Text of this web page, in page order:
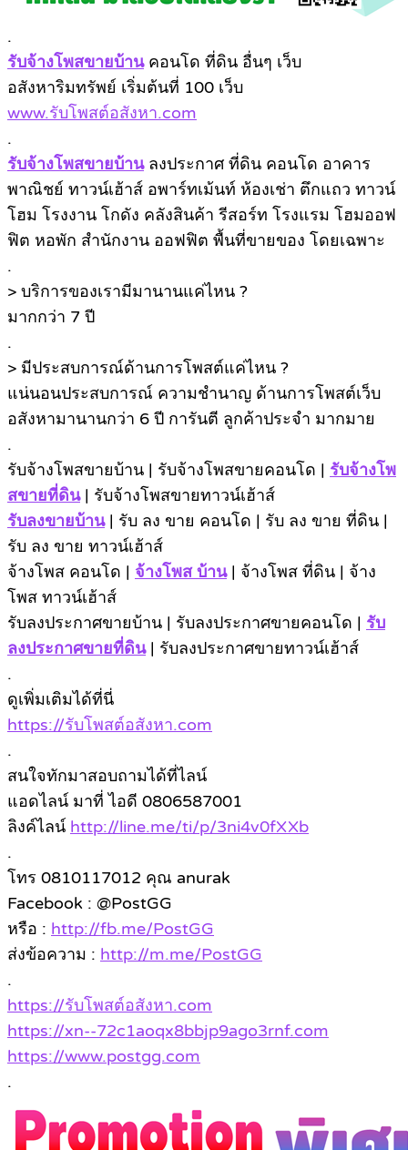
.
รับจ้างโพสขายบ้านคอนโด ที่ดิน อื่นๆ เว็บ
อสังหาริมทรัพย์ เริ่มต้นที่ 100 เว็บ
www.รับโพสต์อสังหา.com
.
รับจ้างโพสขายบ้านลงประกาศ ที่ดิน คอนโด อาคาร
พาณิชย์ ทาวน์เฮ้าส์ อพาร์ทเม้นท์ ห้องเช่า ตึกแถว ทาวน์
โฮม โรงงาน โกดัง คลังสินค้า รีสอร์ท โรงแรม โฮมออฟ
ฟิต หอพัก สำนักงาน ออฟฟิต พื้นที่ขายของ โดยเฉพาะ
.
> บริการของเรามีมานานแค่ไหน ?
มากกว่า 7 ปี
.
> มีประสบการณ์ด้านการโพสต์แค่ไหน ?
แน่นอนประสบการณ์ ความชํานาญ ด้านการโพสต์เว็บ
อสังหามานานกว่า 6 ปี การันตี ลูกค้าประจำ มากมาย
.
รับจ้างโพสขายบ้าน | รับจ้างโพสขายคอนโด | รับจ้างโพ
สขายที่ดิน| รับจ้างโพสขายทาวน์เฮ้าส์
รับลงขายบ้าน| รับ ลง ขาย คอนโด | รับ ลง ขาย ที่ดิน |
รับ ลง ขาย ทาวน์เฮ้าส์
จ้างโพส คอนโด | จ้างโพส บ้าน| จ้างโพส ที่ดิน | จ้าง
โพส ทาวน์เฮ้าส์
รับลงประกาศขายบ้าน | รับลงประกาศขายคอนโด | รับ
ลงประกาศขายที่ดิน| รับลงประกาศขายทาวน์เฮ้าส์
.
ดูเพิ่มเติมได้ที่นี่
https://รับโพสต์อสังหา.com
.
สนใจทักมาสอบถามได้ที่ไลน์
แอดไลน์ มาที่ ไอดี 0806587001
ลิงค์ไลน์ http://line.me/ti/p/3ni4v0fXXb
.
โทร 0810117012 คุณ anurak
Facebook : @PostGG
หรือ : http://fb.me/PostGG
ส่งข้อความ : http://m.me/PostGG
.
https://รับโพสต์อสังหา.com
https://xn--72c1aoqx8bbjp9ago3rnf.com
https://www.postgg.com
.